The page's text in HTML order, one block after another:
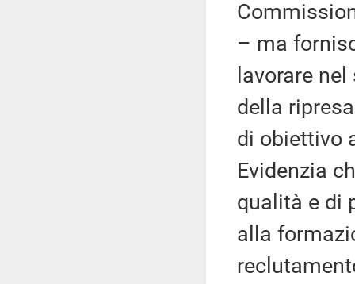
– ma
lavorare
della
di obiettivo
Evidenzia
qualità e di
alla